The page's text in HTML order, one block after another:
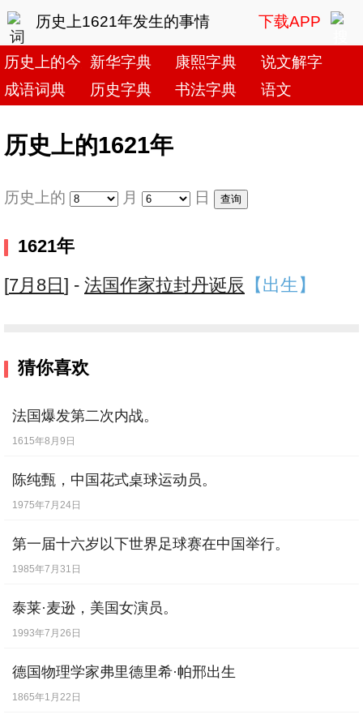
历史上1621年发生的事情 下载APP
历史上的今天新华字典 康熙字典
说文解字
成语词典
历史字典 书法字典 语文
历史上的1621年
历史上的 月 日
1621年
[7月8日 ] - 法国作家拉封丹诞辰 【出生】
猜你喜欢
法国爆发第二次内战。
1615年8月9日
陈纯甄，中国花式桌球运动员。
1975年7月24日
第一届十六岁以下世界足球赛在中国举行。
1985年7月31日
泰莱·麦逊，美国女演员。
1993年7月26日
德国物理学家弗里德里希·帕邢出生
1865年1月22日